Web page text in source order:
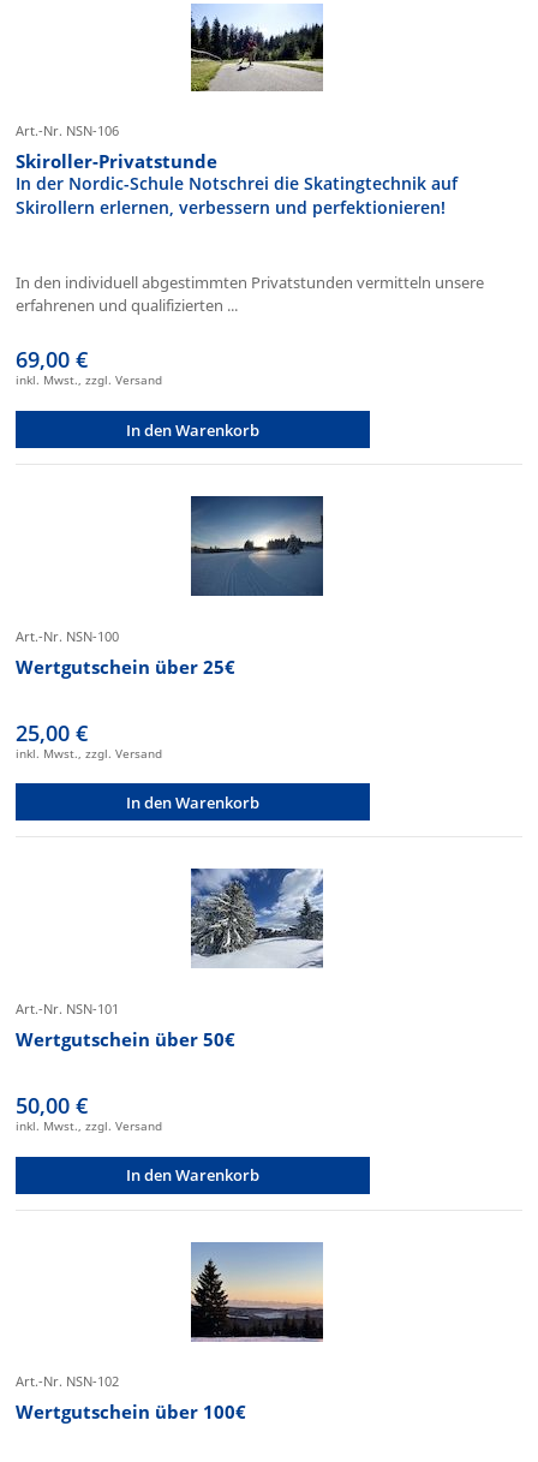
Art.-Nr. NSN-106
Skiroller-Privatstunde
In der Nordic-Schule Notschrei die Skatingtechnik auf
Skirollern erlernen, verbessern und perfektionieren!
In den individuell abgestimmten Privatstunden vermitteln unsere
erfahrenen und qualifizierten ...
69,00 €
inkl. Mwst., zzgl. Versand
In den Warenkorb
Art.-Nr. NSN-100
Wertgutschein über 25€
25,00 €
inkl. Mwst., zzgl. Versand
In den Warenkorb
Art.-Nr. NSN-101
Wertgutschein über 50€
50,00 €
inkl. Mwst., zzgl. Versand
In den Warenkorb
Art.-Nr. NSN-102
Wertgutschein über 100€